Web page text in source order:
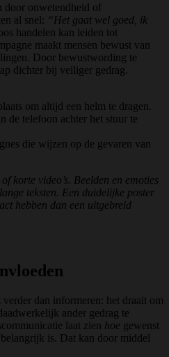
door onwetendheid of
al snel: “Het gaat wel goed, ik
handelen kan leiden tot
maakt mensen bewust van
Door bewustwording te
dichter bij veiliger gedrag.
om altijd een helm te dragen.
de telefoon achter het stuur te
die wijzen op de gevaren van
korte video’s. Beelden en emoties
teksten. Een duidelijke poster
hebben dan een uitgebreid
verder dan informeren: het draait om
ander gedrag te
laat zien hoe gewenst
is. Dat kan door middel